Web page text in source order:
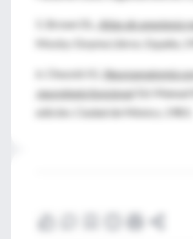
5. Brown DL. Atlas de anestesia
Mosby-Doyma Libros. España,
6. Chussid JG.
Neuroanatomía
neurología funcional. Ed.
edición. Ciudad de México, 1983.